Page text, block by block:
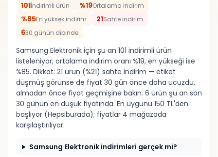
101İndirimli ürün %19Ortalama indirim
%85En yüksek indirim 21Sahte indirim
630 günün dibinde
Samsung Elektronik için şu an 101 indirimli ürün
listeleniyor; ortalama indirim oranı %19, en yükseği ise
%85. Dikkat: 21 ürün (%21) sahte indirim — etiket
düşmüş görünse de fiyat 30 gün önce daha ucuzdu,
almadan önce fiyat geçmişine bakın. 6 ürün şu an son
30 günün en düşük fiyatında. En uygunu 150 TL'den
başlıyor (Hepsiburada); fiyatlar 4 mağazada
karşılaştırılıyor.
Samsung Elektronik indirimleri gerçek mi?